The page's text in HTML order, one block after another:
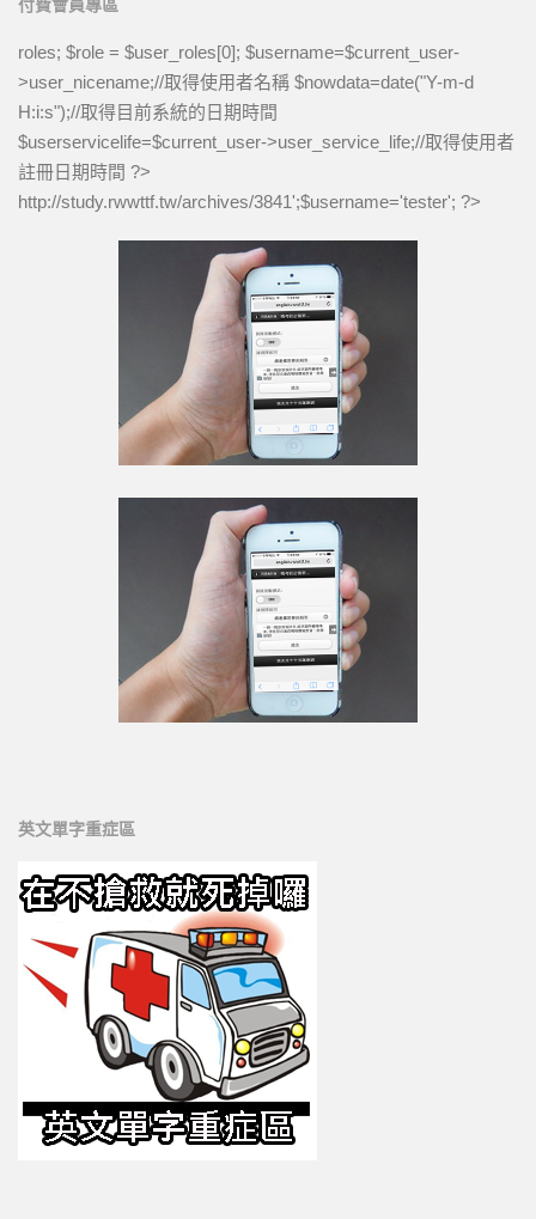
付費會員專區
roles; $role = $user_roles[0]; $username=$current_user-
>user_nicename;//取得使用者名稱 $nowdata=date("Y-m-d
H:i:s");//取得目前系統的日期時間
$userservicelife=$current_user->user_service_life;//取得使用者
註冊日期時間 ?>
http://study.rwwttf.tw/archives/3841';$username='tester'; ?>
英文單字重症區